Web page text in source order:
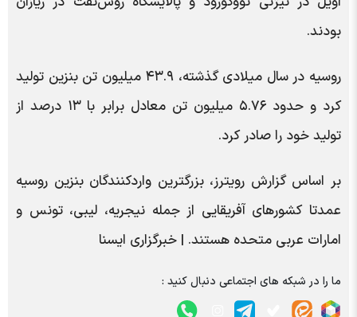
بودند.
روسیه در سال میلادی گذشته، ۴۳.۹ میلیون تن بنزین تولید
کرد و حدود ۵.۷۶ میلیون تن معادل برابر با ۱۳ درصد از
تولید خود را صادر کرد.
بر اساس گزارش رویترز، بزرگترین واردکنندگان بنزین روسیه
عمدتا کشورهای آفریقایی از جمله نیجریه، لیبی، تونس و
امارات عربی متحده هستند. | خبرگزاری ایسنا
ما را در شبکه های اجتماعی دنبال کنید :